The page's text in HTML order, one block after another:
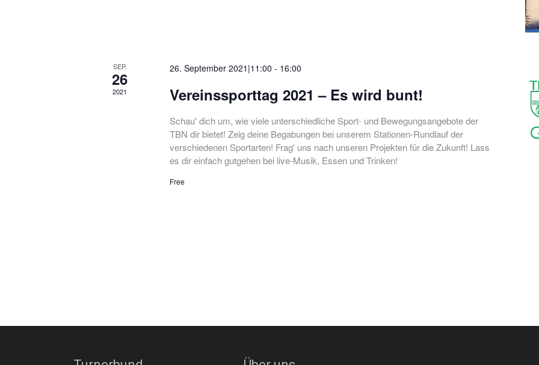
SEP.
26
2021
26. September 2021|11:00 - 16:00
Vereinssporttag 2021 – Es wird bunt!
Schau' dich um, wie viele unterschiedliche Sport- und Bewegungsangebote der
TBN dir bietet! Zeig deine Begabungen bei unserem Stationen-Rundlauf der
verschiedenen Sportarten! Frag' uns nach unseren Projekten für die Zukunft! Lass
es dir einfach gutgehen bei live-Musik, Essen und Trinken!
Free